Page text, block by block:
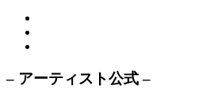
– アーティスト公式 –